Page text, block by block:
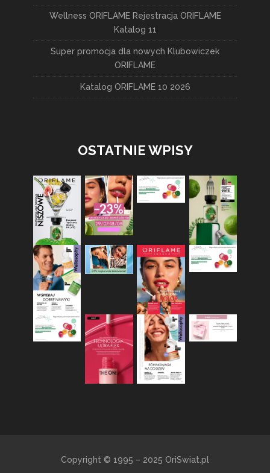
Wellness ORIFLAME Rejestracja ORIFLAME
Katalog 11
Super promocja dla nowych Klubowiczek
ORIFLAME
Katalog ORIFLAME 10 2026
OSTATNIE WPISY
Copyright © 1995 – 2025 OriSwiat.pl